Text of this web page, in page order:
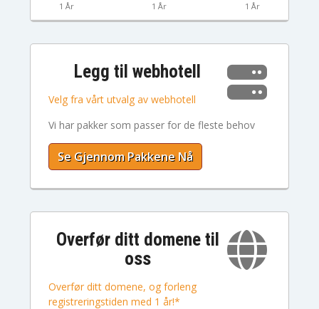
1 År 1 År 1 År
Legg til webhotell
Velg fra vårt utvalg av webhotell
Vi har pakker som passer for de fleste behov
Se Gjennom Pakkene Nå
Overfør ditt domene til
oss
Overfør ditt domene, og forleng
registreringstiden med 1 år!*